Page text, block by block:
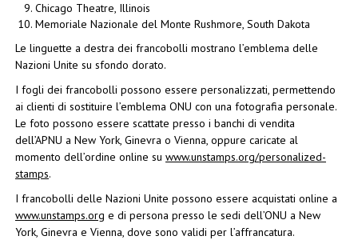
Chicago Theatre, Illinois
Memoriale Nazionale del Monte Rushmore, South Dakota
Le linguette a destra dei francobolli mostrano l’emblema delle
Nazioni Unite su sfondo dorato.
I fogli dei francobolli possono essere personalizzati, permettendo
ai clienti di sostituire l’emblema ONU con una fotografia personale.
Le foto possono essere scattate presso i banchi di vendita
dell’APNU a New York, Ginevra o Vienna, oppure caricate al
momento dell’ordine online su www.unstamps.org/personalized-
stamps.
I francobolli delle Nazioni Unite possono essere acquistati online a
www.unstamps.org e di persona presso le sedi dell’ONU a New
York, Ginevra e Vienna, dove sono validi per l’affrancatura.